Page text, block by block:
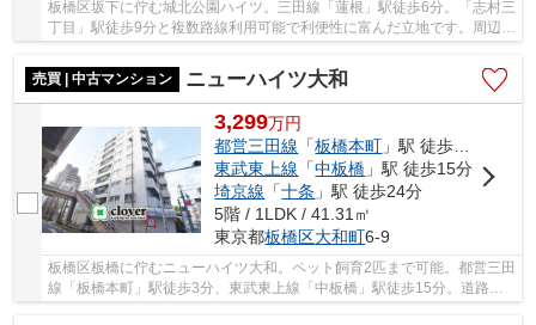
板橋区坂下に佇む城北公園ハイツ。三田線「蓮根」駅徒歩6分。「志村三
丁目」駅徒歩9分と複数路線利用可能で利便性に富んだ立地です。周辺に
売買 | 中古マンション
ニューハイツ大和
3,299万円
都営三田線 「板橋本町 」駅 徒歩3分
東武東上線 「中板橋 」駅 徒歩15分
埼京線 「十条 」駅 徒歩24分
5階 / 1LDK / 41.31㎡
東京都板橋区大和町6-9
板橋区板橋に佇むニューハイツ大和。ペット飼育2匹まで可能。都営三田
線「板橋本町」駅徒歩3分、東武東上線「中板橋」駅徒歩15分。道路の